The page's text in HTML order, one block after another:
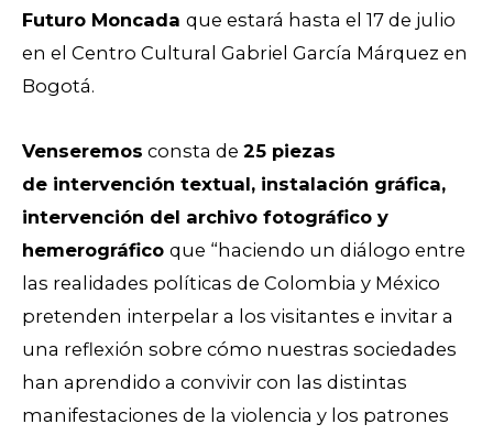
Futuro Moncada que estará hasta el 17 de julio
en el Centro Cultural Gabriel García Márquez en
Bogotá.
Venseremos consta de 25 piezas
de intervención textual, instalación gráfica,
intervención del archivo fotográfico y
hemerográfico que “haciendo un diálogo entre
las realidades políticas de Colombia y México
pretenden interpelar a los visitantes e invitar a
una reflexión sobre cómo nuestras sociedades
han aprendido a convivir con las distintas
manifestaciones de la violencia y los patrones